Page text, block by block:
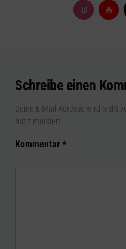
Schreibe einen
Deine E-Mail-Adresse wird nicht
mit * markiert
Kommentar *